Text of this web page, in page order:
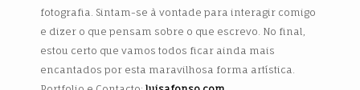
fotografia. Sintam-se à vontade para interagir comigo
e dizer o que pensam sobre o que escrevo. No final,
estou certo que vamos todos ficar ainda mais
encantados por esta maravilhosa forma artística.